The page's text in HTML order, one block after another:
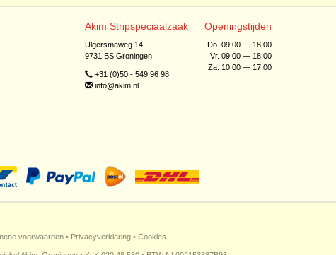
Akim Stripspeciaalzaak
Ulgersmaweg 14
9731 BS Groningen
+31 (0)50 - 549 96 98
info@akim.nl
Openingstijden
Do. 09:00 — 18:00
Vr. 09:00 — 18:00
Za. 10:00 — 17:00
voorwaarden • Privacyverklaring • Cookies